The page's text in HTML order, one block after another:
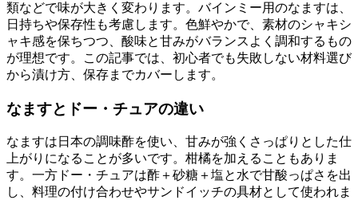
類などで味が大きく変わります。バインミー用のなますは、
日持ちや保存性も考慮します。色鮮やかで、素材のシャキシ
ャキ感を保ちつつ、酸味と甘みがバランスよく調和するもの
が理想です。この記事では、初心者でも失敗しない材料選び
から漬け方、保存までカバーします。
なますとドー・チュアの違い
なますは日本の調味酢を使い、甘みが強くさっぱりとした仕
上がりになることが多いです。柑橘を加えることもありま
す。一方ドー・チュアは酢＋砂糖＋塩と水で甘酸っぱさを出
し、料理の付け合わせやサンドイッチの具材として使われま